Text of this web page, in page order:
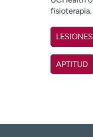
fisioterapia.
APTITUD